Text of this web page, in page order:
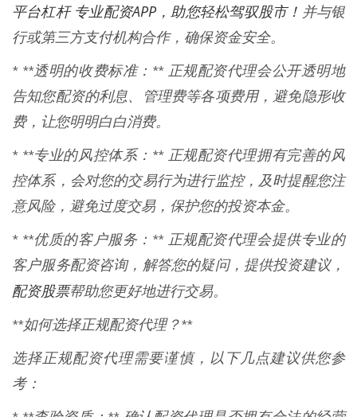
平台杠杆 专业配资APP，助您轻松驾驭股市！ 并与银
行或第三方支付机构合作，确保资金安全。
* **透明的收费标准：** 正规配资代理会公开透明地
告知您配资的利息、管理费等各项费用，避免隐形收
费，让您明明白白消费。
* **专业的风控体系：** 正规配资代理拥有完善的风
控体系，会对您的交易行为进行监控，及时提醒您注
意风险，避免过度交易，保护您的投资本金。
* **优质的客户服务：** 正规配资代理会提供专业的
客户服务配资咨询，解答您的疑问，提供投资建议，
配资股票帮助您更好地进行交易。
**如何选择正规配资代理？**
选择正规配资代理需要谨慎，以下几点建议供您参
考：